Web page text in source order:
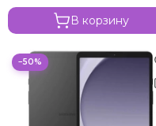
В корзину
−50%